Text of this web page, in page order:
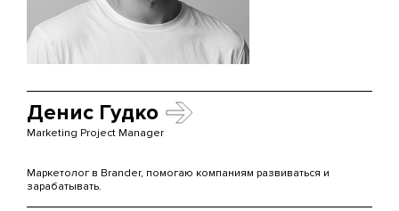
Денис Гудко
Marketing Project Manager
Маркетолог в Brander, помогаю компаниям развиваться и
зарабатывать.